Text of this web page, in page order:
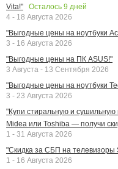
Vita!"
Осталось 9 дней
4 - 18 Августа 2026
"Выгодные цены на ноутбуки
3 - 16 Августа 2026
"Выгодные цены на ПК ASUS!"
3 Августа - 13 Сентября 2026
"Выгодные цены на ноутбуки
3 - 23 Августа 2026
"Купи стиральную и
Midea или Toshiba — получи
1 - 31 Августа 2026
"Скидка за СБП на телевизоры
1 - 16 Августа 2026